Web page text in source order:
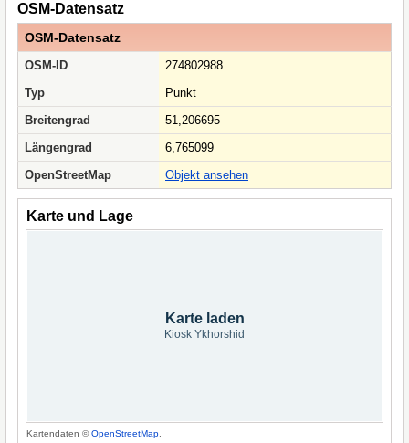
OSM-Datensatz
OSM-Datensatz
OSM-ID
274802988
Typ
Punkt
Breitengrad
51,206695
Längengrad
6,765099
OpenStreetMap
Objekt ansehen
Karte und Lage
Karte laden
Kiosk Ykhorshid
Kartendaten ©OpenStreetMap